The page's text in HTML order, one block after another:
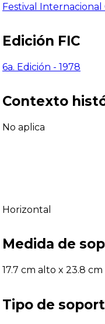
Festival Internacional
Edición FIC
6a. Edición - 1978
Contexto
No aplica
Horizontal
Medida de
17.7 cm alto x 23.8
Tipo de